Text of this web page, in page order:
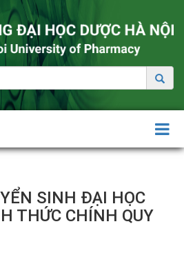
SINH ĐẠI HỌC
THỨC CHÍNH QUY